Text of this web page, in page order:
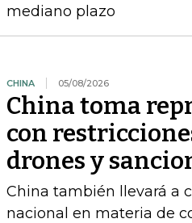
mediano plazo
CHINA 05/08/2026
China toma
con
drones y
China también llevará a
nacional en materia de